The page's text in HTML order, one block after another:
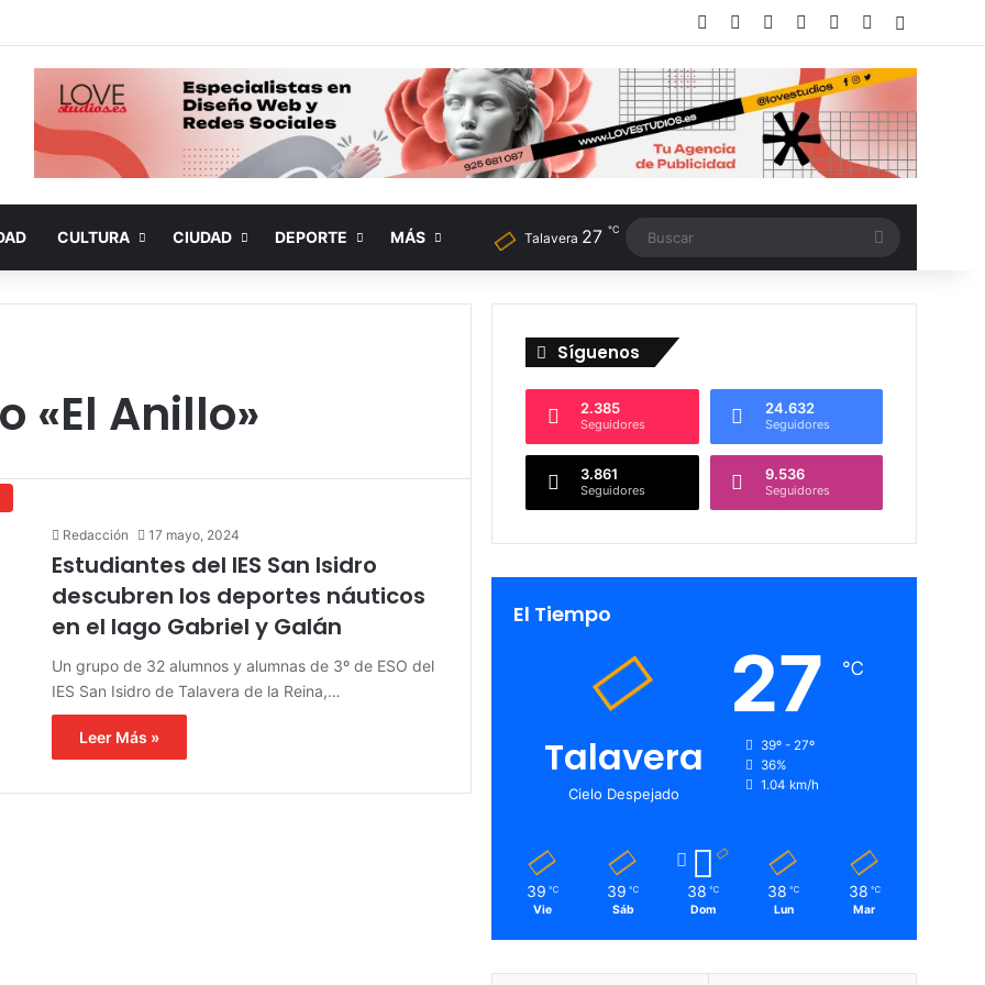
Facebook LinkedInInstagram
TikTokRSS
CULTURA CIUDAD DEPORTE MÁS Talavera 27 ℃
«El Anillo»
Redacción 17 mayo, 2024
Estudiantes del IES San Isidro
descubren los deportes náuticos
en el lago Gabriel y Galán
Un grupo de 32 alumnos y alumnas de 3º de ESO del
IES San Isidro de Talavera de la Reina,…
Leer Más »
Síguenos
2.385
Seguidores
24.632
Seguidores
3.861
Seguidores
9.536
Seguidores
El Tiempo
Talavera
Cielo Despejado
27 ℃
39º - 27º
36%
1.04 km/h
39 ℃
Vie
39 ℃
Sáb
38 ℃
Dom
38 ℃
Lun
38 ℃
Mar